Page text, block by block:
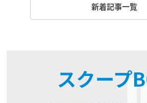
新着記事一覧